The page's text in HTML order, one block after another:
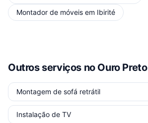
Montador de móveis em Ibirité
Outros serviços no Ouro Preto
Montagem de sofá retrátil
Instalação de TV